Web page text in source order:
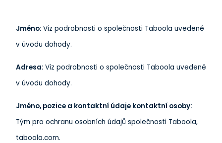
Jméno: Viz podrobnosti o společnosti Taboola uvedené
v úvodu dohody.
Adresa: Viz podrobnosti o společnosti Taboola uvedené
v úvodu dohody.
Jméno, pozice a kontaktní údaje kontaktní osoby:
Tým pro ochranu osobních údajů společnosti Taboola,
taboola.com.